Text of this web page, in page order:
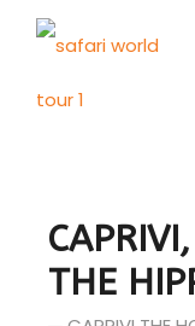
THE